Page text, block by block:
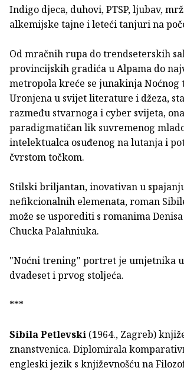
Indigo djeca, duhovi, PTSP, ljubav,
alkemijske tajne i leteći tanjuri na
Od mračnih rupa do trendseterskih
provincijskih gradića u Alpama do
metropola kreće se junakinja Noćnog
Uronjena u svijet literature i džeza,
razmeđu stvarnoga i cyber svijeta,
paradigmatičan lik suvremenog
intelektualca osuđenog na lutanja i
čvrstom točkom.
Stilski briljantan, inovativan u
nefikcionalnih elemenata, roman
može se usporediti s romanima
Chucka Palahniuka.
"Noćni trening" portret je umjetnika
dvadeset i prvog stoljeća.
***
Sibila Petlevski (1964., Zagreb)
znanstvenica. Diplomirala
engleski jezik s književnošću na